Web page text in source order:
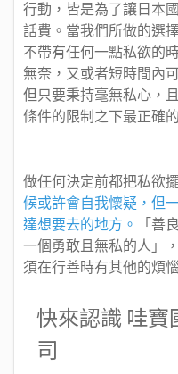
行動，皆是為了讓日本
話費。當我們所做的選
不帶有任何一點私欲的
無奈，又或者短時間內
但只要秉持毫無私心，
條件的限制之下最正確
做任何決定前都把私欲
候或許會自我懷疑，但
達想要去的地方。
「善
一個勇敢且無私的人」
須在行善時有其他的煩
快來認識 哇
司